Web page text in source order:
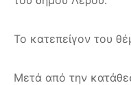
Το κατεπείγον του
Μετά από την